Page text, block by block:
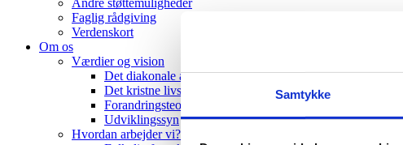
Samtykke
Andre støttemuligheder
Faglig rådgiving
Verdenskort
Om os
Værdier og vision
Det diakonale arbejde
Det kristne livssyn
Forandringsteori
Udviklingssyn
Hvordan arbejder vi?